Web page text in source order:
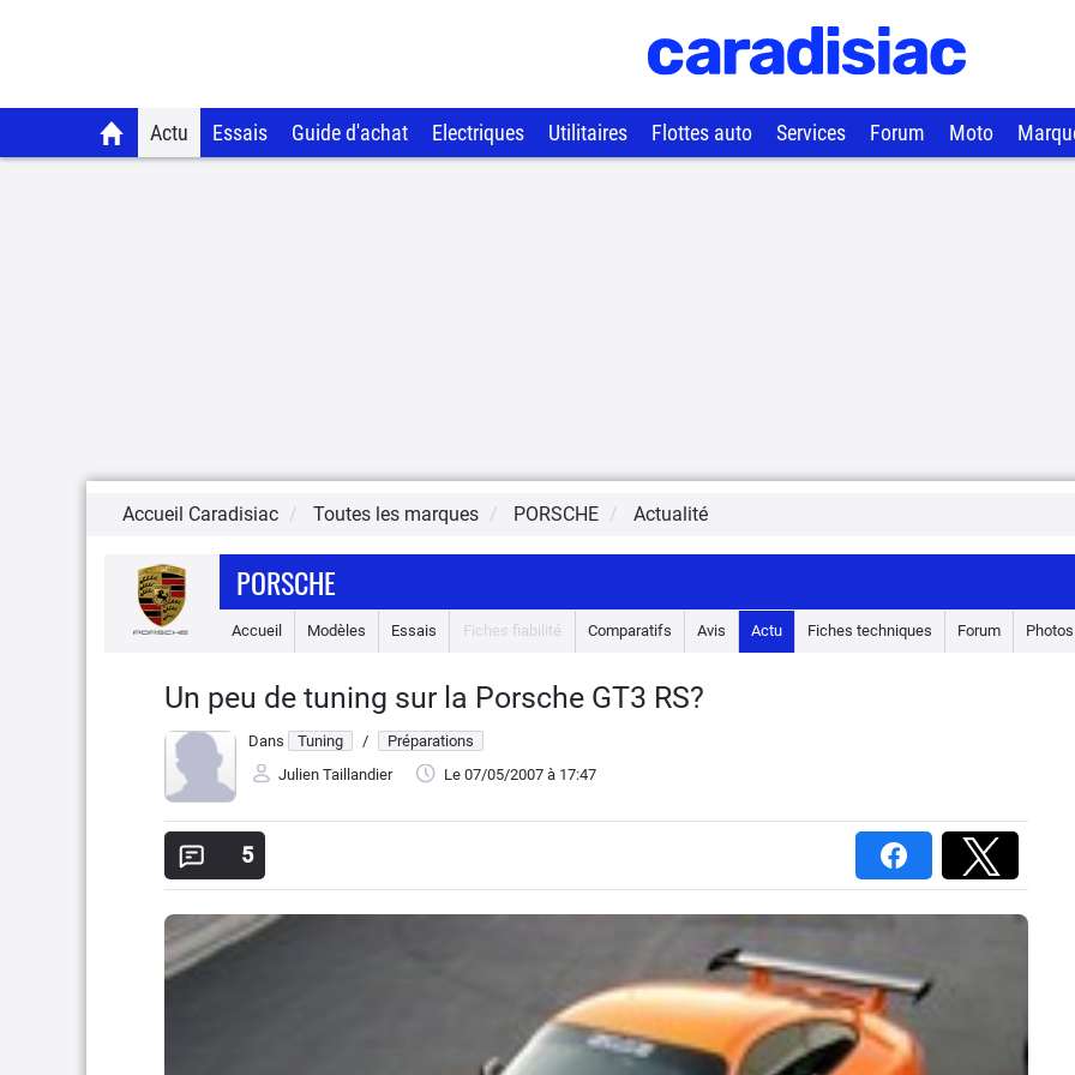
Actu Essais Guide d'achat Electriques Utilitaires Flottes auto Services Forum Moto
Accueil Caradisiac Toutes les marques PORSCHE Actualité
PORSCHE
Accueil Modèles Essais Fiches fiabilité Comparatifs Avis Actu Fiches techniques Forum Photos
Un peu de tuning sur la Porsche GT3 RS?
Dans Tuning /
Préparations
Julien Taillandier
Le 07/05/2007 à 17:47
5